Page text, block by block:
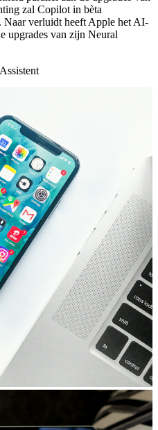
zal Copilot in bèta
verluidt heeft Apple het AI-
upgrades van zijn Neural